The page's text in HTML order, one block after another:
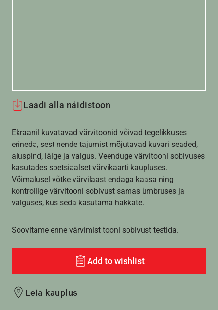
Laadi alla näidistoon
Ekraanil kuvatavad värvitoonid võivad tegelikkuses
erineda, sest nende tajumist mõjutavad kuvari seaded,
aluspind, läige ja valgus. Veenduge värvitooni sobivuses
kasutades spetsiaalset värvikaarti kaupluses.
Võimalusel võtke värvilaast endaga kaasa ning
kontrollige värvitooni sobivust samas ümbruses ja
valguses, kus seda kasutama hakkate.
Soovitame enne värvimist tooni sobivust testida.
Add to wishlist
Leia kauplus